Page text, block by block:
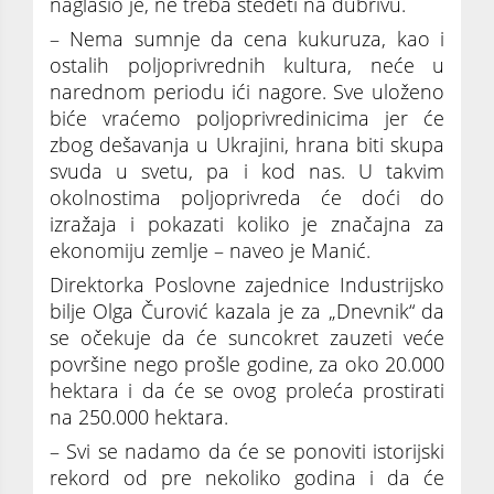
– Nema sumnje da cena kukuruza, kao i
ostalih poljoprivrednih kultura, neće u
narednom periodu ići nagore. Sve uloženo
biće vraćemo poljoprivredinicima jer će
zbog dešavanja u Ukrajini, hrana biti skupa
svuda u svetu, pa i kod nas. U takvim
okolnostima poljoprivreda će doći do
izražaja i pokazati koliko je značajna za
ekonomiju zemlje – naveo je Manić.
Direktorka Poslovne zajednice Industrijsko
bilje Olga Čurović kazala je za „Dnevnik“ da
se očekuje da će suncokret zauzeti veće
površine nego prošle godine, za oko 20.000
hektara i da će se ovog proleća prostirati
na 250.000 hektara.
– Svi se nadamo da će se ponoviti istorijski
rekord od pre nekoliko godina i da će